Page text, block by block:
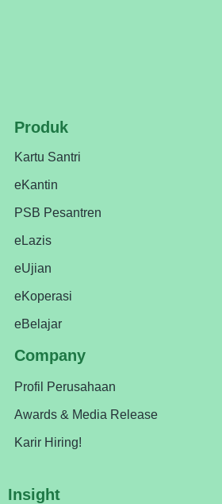
Produk
Kartu Santri
eKantin
PSB Pesantren
eLazis
eUjian
eKoperasi
eBelajar
Company
Profil Perusahaan
Awards & Media Release
Karir Hiring!
Insight